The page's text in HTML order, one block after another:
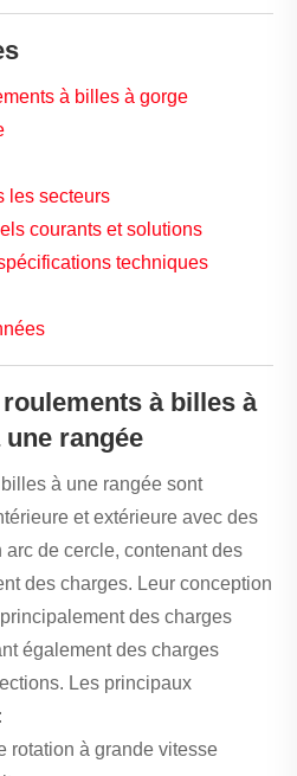
à billes à gorge
les secteurs
courants et solutions
techniques
à billes à
rangée
à une rangée sont
et extérieure avec des
de cercle, contenant des
des charges. Leur conception
des charges
également des charges
Les principaux
rotation à grande vitesse